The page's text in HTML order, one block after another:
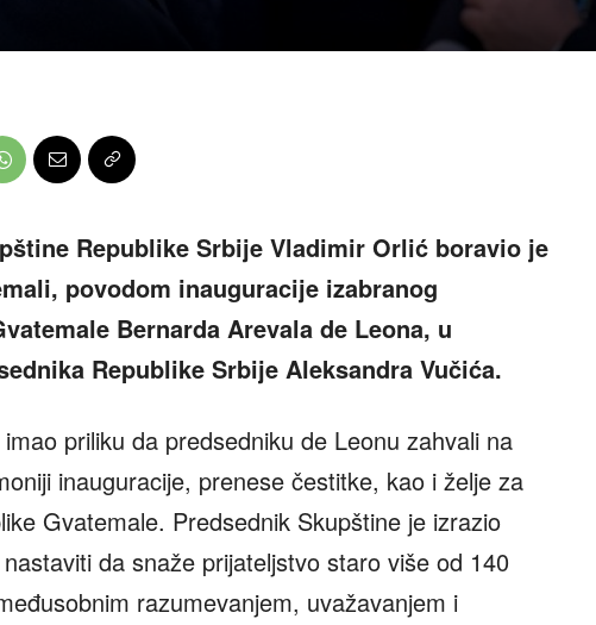
Republike Srbije Vladimir Orlić boravio je
povodom inauguracije izabranog
Bernarda Arevala de Leona, u
Republike Srbije Aleksandra Vučića.
priliku da predsedniku de Leonu zahvali na
inauguracije, prenese čestitke, kao i želje za
Gvatemale. Predsednik Skupštine je izrazio
da snaže prijateljstvo staro više od 140
razumevanjem, uvažavanjem i